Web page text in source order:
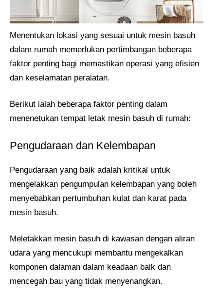
Menentukan lokasi yang sesuai untuk mesin basuh
dalam rumah memerlukan pertimbangan beberapa
faktor penting bagi memastikan operasi yang efisien
dan keselamatan peralatan.
Berikut ialah beberapa faktor penting dalam
menenetukan tempat letak mesin basuh di rumah:
Pengudaraan dan Kelembapan
Pengudaraan yang baik adalah kritikal untuk
mengelakkan pengumpulan kelembapan yang boleh
menyebabkan pertumbuhan kulat dan karat pada
mesin basuh.
Meletakkan mesin basuh di kawasan dengan aliran
udara yang mencukupi membantu mengekalkan
komponen dalaman dalam keadaan baik dan
mencegah bau yang tidak menyenangkan.